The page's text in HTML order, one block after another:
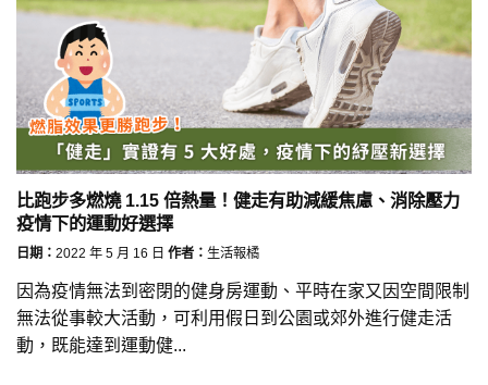
比跑步多燃燒 1.15 倍熱量！健走有助減緩焦慮、消除壓力
疫情下的運動好選擇
日期： 2022 年 5 月 16 日 作者： 生活報橘
因為疫情無法到密閉的健身房運動、平時在家又因空間限制
無法從事較大活動，可利用假日到公園或郊外進行健走活
動，既能達到運動健...